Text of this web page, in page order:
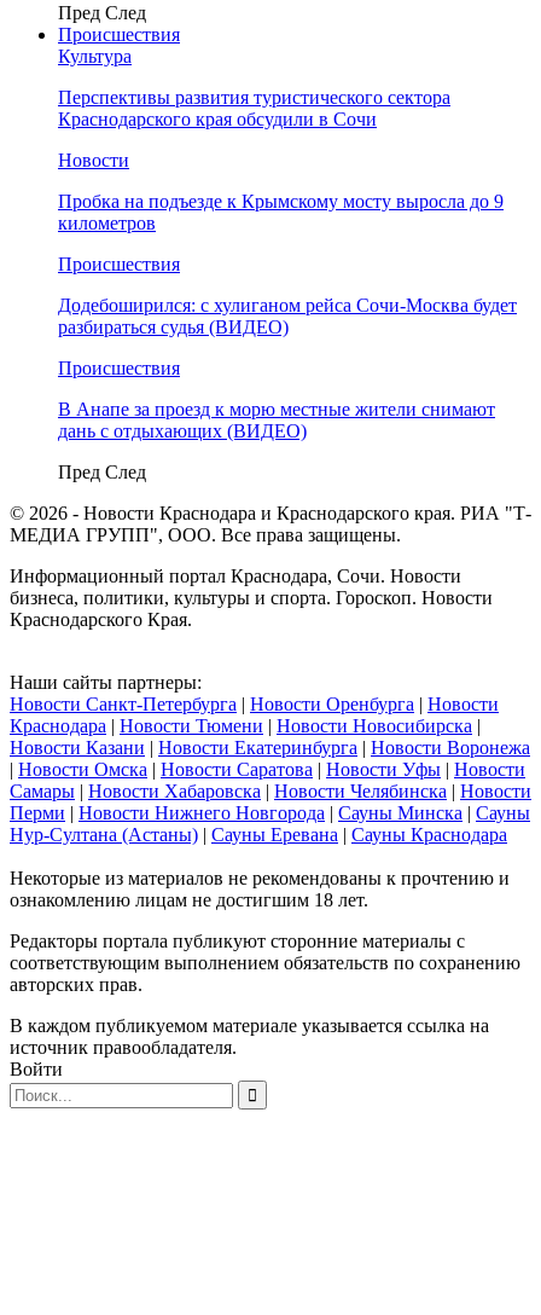
Пред След
Происшествия
Культура
Перспективы развития туристического сектора
Краснодарского края обсудили в Сочи
Новости
Пробка на подъезде к Крымскому мосту выросла до 9
километров
Происшествия
Додебоширился: с хулиганом рейса Сочи-Москва будет
разбираться судья (ВИДЕО)
Происшествия
В Анапе за проезд к морю местные жители снимают
дань с отдыхающих (ВИДЕО)
Пред След
© 2026 - Новости Краснодара и Краснодарского края. РИА "Т-
МЕДИА ГРУПП", ООО. Все права защищены.
Информационный портал Краснодара, Сочи. Новости
бизнеса, политики, культуры и спорта. Гороскоп. Новости
Краснодарского Края.
Наши сайты партнеры:
Новости Санкт-Петербурга | Новости Оренбурга | Новости
Краснодара | Новости Тюмени | Новости Новосибирска |
Новости Казани | Новости Екатеринбурга | Новости Воронежа
| Новости Омска | Новости Саратова | Новости Уфы | Новости
Самары | Новости Хабаровска | Новости Челябинска | Новости
Перми | Новости Нижнего Новгорода | Сауны Минска | Сауны
Нур-Султана (Астаны) | Сауны Еревана | Сауны Краснодара
Некоторые из материалов не рекомендованы к прочтению и
ознакомлению лицам не достигшим 18 лет.
Редакторы портала публикуют сторонние материалы с
соответствующим выполнением обязательств по сохранению
авторских прав.
В каждом публикуемом материале указывается ссылка на
источник правообладателя.
Войти